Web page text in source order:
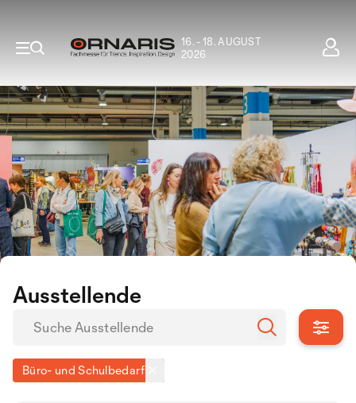
16. - 18. AUGUST
2026
Ausstellende
Büro- und Schulbedarf